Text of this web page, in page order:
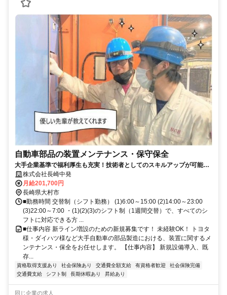
自動車部品の装置メンテナンス・保守保全
大手企業基準で福利厚生も充実！技術者としてのスキルアップが可能で
す。株式会社長崎中発
月給201,700円
長崎県大村市
■勤務時間 交替制（シフト勤務） (1)6:00～15:00 (2)14:00～23:00
(3)22:00～7:00 ・(1)(2)(3)のシフト制（1週間交替）で、すべてのシ
フトに対応できる方 ...
■仕事内容 新ライン増設のための新規募集です！ 未経験OK！ トヨタ
様・ダイハツ様など大手自動車の部品製造における、装置に関するメ
ンテナンス・保全をお任せします。 【仕事内容】 新規設備導入、既
存...
資格取得支援あり 社会保険あり 交通費全額支給 有資格者歓迎
社会保険完備
交通費支給
シフト制 長期休暇あり 昇給あり
同じ企業の求人